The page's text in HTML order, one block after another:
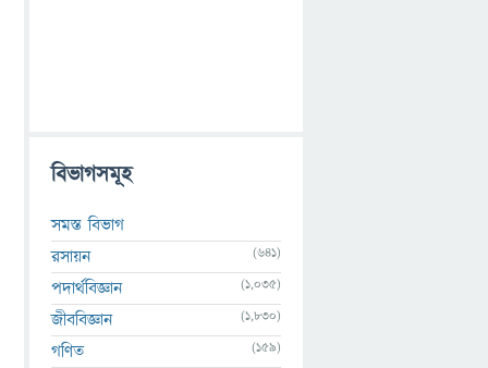
বিভাগসমূহ
সমস্ত বিভাগ
রসায়ন
(641)
পদার্থবিজ্ঞান (1,035)
জীববিজ্ঞান (1,830)
গণিত (159)